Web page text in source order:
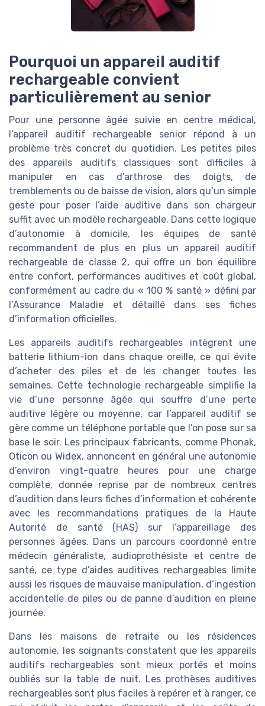
Pourquoi un appareil auditif
rechargeable convient
particulièrement au senior
Pour une personne âgée suivie en centre médical,
l’appareil auditif rechargeable senior répond à un
problème très concret du quotidien. Les petites piles
des appareils auditifs classiques sont difficiles à
manipuler en cas d’arthrose des doigts, de
tremblements ou de baisse de vision, alors qu’un simple
geste pour poser l’aide auditive dans son chargeur
suffit avec un modèle rechargeable. Dans cette logique
d’autonomie à domicile, les équipes de santé
recommandent de plus en plus un appareil auditif
rechargeable de classe 2, qui offre un bon équilibre
entre confort, performances auditives et coût global,
conformément au cadre du « 100 % santé » défini par
l’Assurance Maladie et détaillé dans ses fiches
d’information officielles.
Les appareils auditifs rechargeables intègrent une
batterie lithium-ion dans chaque oreille, ce qui évite
d’acheter des piles et de les changer toutes les
semaines. Cette technologie rechargeable simplifie la
vie d’une personne âgée qui souffre d’une perte
auditive légère ou moyenne, car l’appareil auditif se
gère comme un téléphone portable que l’on pose sur sa
base le soir. Les principaux fabricants, comme Phonak,
Oticon ou Widex, annoncent en général une autonomie
d’environ vingt-quatre heures pour une charge
complète, donnée reprise par de nombreux centres
d’audition dans leurs fiches d’information et cohérente
avec les recommandations pratiques de la Haute
Autorité de santé (HAS) sur l’appareillage des
personnes âgées. Dans un parcours coordonné entre
médecin généraliste, audioprothésiste et centre de
santé, ce type d’aides auditives rechargeables limite
aussi les risques de mauvaise manipulation, d’ingestion
accidentelle de piles ou de panne d’audition en pleine
journée.
Dans les maisons de retraite ou les résidences
autonomie, les soignants constatent que les appareils
auditifs rechargeables sont mieux portés et moins
oubliés sur la table de nuit. Les prothèses auditives
rechargeables sont plus faciles à repérer et à ranger, ce